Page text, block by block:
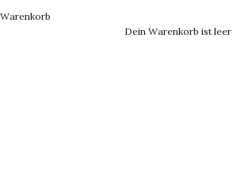
Warenkorb
Dein Warenkorb ist leer